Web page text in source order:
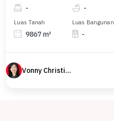
- -
Luas Tanah
9867 m²
Luas Bangunan
-
Vonny Christina